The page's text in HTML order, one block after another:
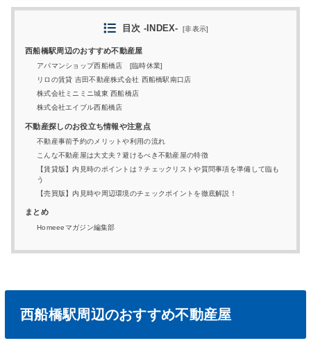
頂いている。近年では家族信託を使った資産管理に注目し、活用
目次 -INDEX- [非表示]
西船橋駅周辺のおすすめ不動産屋
アパマンショップ西船橋店 [臨時休業]
リロの賃貸 吉田不動産株式会社 西船橋駅南口店
株式会社ミニミニ城東 西船橋店
株式会社エイブル西船橋店
不動産探しのお役立ち情報や注意点
不動産事前予約のメリットや利用の流れ
こんな不動産屋は⼤丈夫？避けるべき不動産屋の特徴
【賃貸版】内見時のポイントは？チェックリストや質問事項を準備して臨も
う
【売買版】内⾒時や周辺環境のチェックポイントを徹底解説！
まとめ
Homeeeマガジン編集部
西船橋駅周辺のおすすめ不動産屋